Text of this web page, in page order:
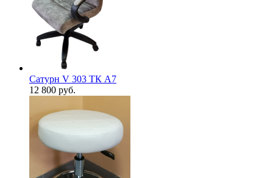
Сатурн V 303 ТК А7
12 800 руб.